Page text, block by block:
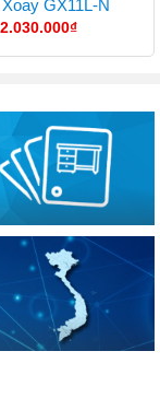
GX11L-N
2.030.000₫